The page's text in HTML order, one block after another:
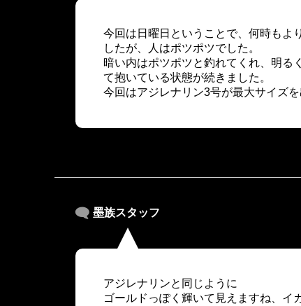
今回は日曜日ということで、何時もよ
したが、人はポツポツでした。
暗い内はポツポツと釣れてくれ、明る
て抱いている状態が続きました。
今回はアジレナリン3号が最大サイズを
墨族スタッフ
アジレナリンと同じように
ゴールドっぽく輝いて見えますね、イ